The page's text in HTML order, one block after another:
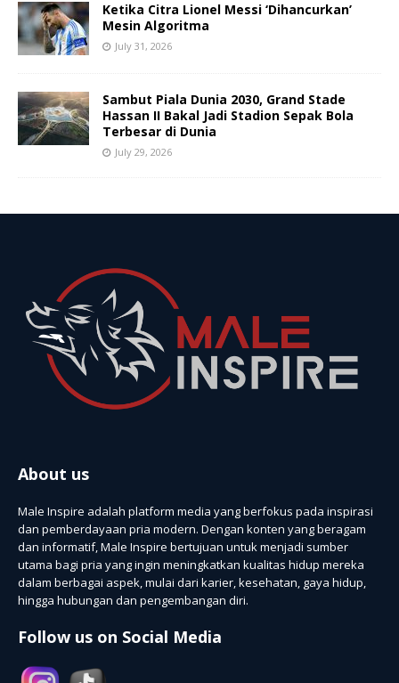
Ketika Citra Lionel Messi ‘Dihancurkan’
Mesin Algoritma
July 31, 2026
Sambut Piala Dunia 2030, Grand Stade
Hassan II Bakal Jadi Stadion Sepak Bola
Terbesar di Dunia
July 29, 2026
About us
Male Inspire adalah platform media yang berfokus pada inspirasi
dan pemberdayaan pria modern. Dengan konten yang beragam
dan informatif, Male Inspire bertujuan untuk menjadi sumber
utama bagi pria yang ingin meningkatkan kualitas hidup mereka
dalam berbagai aspek, mulai dari karier, kesehatan, gaya hidup,
hingga hubungan dan pengembangan diri.
Follow us on Social Media